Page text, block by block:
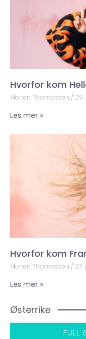
Hvorfor kom
Morten Thomassen
Les mer »
Hvorfor kom
Morten Thomassen 27.
Les mer »
Østerrike
FULL